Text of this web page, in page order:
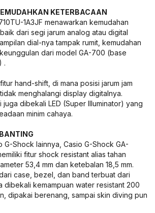
KETERBACAAN
1A3JF menawarkan kemudahan
dari segi jarum analog atau digital
dial-nya tampak rumit, kemudahan
dari model GA-700 (base
.
hand-shift, di mana posisi jarum jam
menghalangi display digitalnya.
juga dibekali LED (Super Illuminator) yang
minim cahaya.
G-Shock lainnya, Casio G-Shock GA-
fitur shock resistant alias tahan
53,4 mm dan ketebalan 18,5 mm.
case, bezel, dan band terbuat dari
dibekali kemampuan water resistant 200
dipakai berenang, sampai skin diving pun